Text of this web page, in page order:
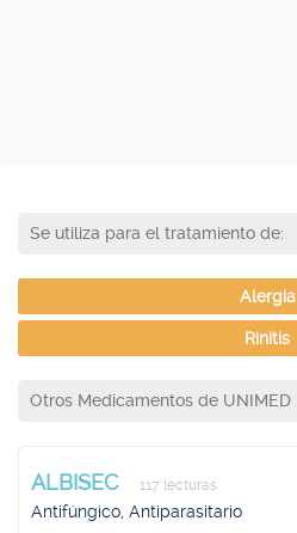
Se utiliza para el tratamiento de:
Alergia
Rinitis
Otros Medicamentos de UNIMED
ALBISEC 117 lecturas
Antifúngico, Antiparasitario